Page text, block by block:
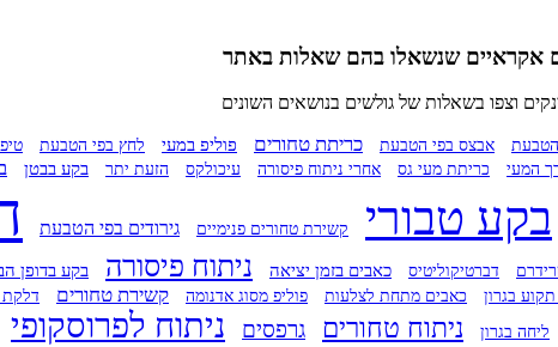
וצפו בשאלות של גולשים בנושאים השונים
הטבעת אבצס בפי הטבעת כריתת טחורים פוליפ במעי לחץ בפי הטבעת
המעי
כריתת מעי גס אחרי ניתוח פיסורה עיכולקס הזעת יתר בקע בבטן
בקע טבורי קשירת טחורים פנימיים גירודים בפי הטבעת
דברטיקוליטיס כאבים בזמן יציאה ניתוח פיסורה בקע בדופן
בגרון כאבים מתחת לצלעות פוליפ מסוג אדנומה קשירת טחורים
ליחה בגרון ניתוח טחורים גרפסים ניתוח לפרוסקופי